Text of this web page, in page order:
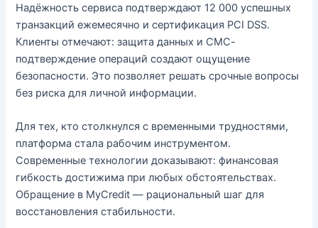
Надёжность сервиса подтверждают 12 000 успешных
транзакций ежемесячно и сертификация PCI DSS.
Клиенты отмечают: защита данных и СМС-
подтверждение операций создают ощущение
безопасности. Это позволяет решать срочные вопросы
без риска для личной информации.
Для тех, кто столкнулся с временными трудностями,
платформа стала рабочим инструментом.
Современные технологии доказывают: финансовая
гибкость достижима при любых обстоятельствах.
Обращение в MyCredit — рациональный шаг для
восстановления стабильности.